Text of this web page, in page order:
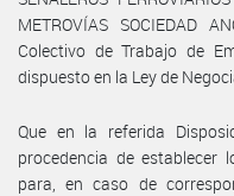
METROVÍAS SOCIEDAD
Colectivo de Trabajo de
dispuesto en la Ley de
Que en la referida
procedencia de establecer
para, en caso de